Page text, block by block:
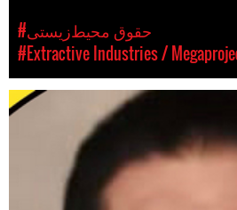
#حقوق محیط‌زیستی
#Extractive Industries /